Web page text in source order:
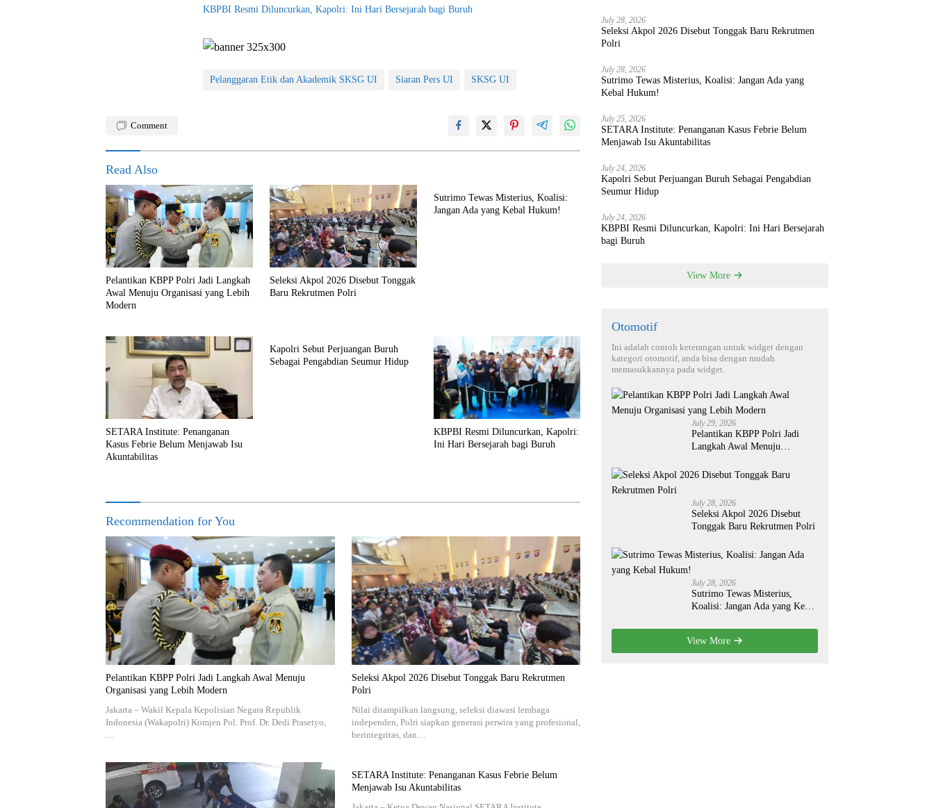
KBPBI Resmi Diluncurkan, Kapolri: Ini Hari Bersejarah bagi Buruh
Pelanggaran Etik dan Akademik SKSG UI Siaran Pers UI SKSG UI
Comment
Read Also
Pelantikan KBPP Polri Jadi Langkah
Awal Menuju Organisasi yang Lebih
Modern
Seleksi Akpol 2026 Disebut Tonggak
Baru Rekrutmen Polri
Sutrimo Tewas Misterius, Koalisi:
Jangan Ada yang Kebal Hukum!
SETARA Institute: Penanganan
Kasus Febrie Belum Menjawab Isu
Akuntabilitas
Kapolri Sebut Perjuangan Buruh
Sebagai Pengabdian Seumur Hidup
KBPBI Resmi Diluncurkan, Kapolri:
Ini Hari Bersejarah bagi Buruh
Recommendation for You
Pelantikan KBPP Polri Jadi Langkah Awal Menuju
Organisasi yang Lebih Modern
Jakarta – Wakil Kepala Kepolisian Negara Republik
Indonesia (Wakapolri) Komjen Pol. Prof. Dr. Dedi Prasetyo,
Seleksi Akpol 2026 Disebut Tonggak Baru Rekrutmen
Polri
Nilai ditampilkan langsung, seleksi diawasi lembaga
independen, Polri siapkan generasi perwira yang profesional,
berintegritas, dan…
SETARA Institute: Penanganan Kasus Febrie Belum
Menjawab Isu Akuntabilitas
July 28, 2026
Seleksi Akpol 2026 Disebut Tonggak Baru Rekrutmen
Polri
July 28, 2026
Sutrimo Tewas Misterius, Koalisi: Jangan Ada yang
Kebal Hukum!
July 25, 2026
SETARA Institute: Penanganan Kasus Febrie Belum
Menjawab Isu Akuntabilitas
July 24, 2026
Kapolri Sebut Perjuangan Buruh Sebagai Pengabdian
Seumur Hidup
July 24, 2026
KBPBI Resmi Diluncurkan, Kapolri: Ini Hari Bersejarah
bagi Buruh
View More
Otomotif
Ini adalah contoh keterangan untuk widget dengan
kategori otomotif, anda bisa dengan mudah
memasukkannya pada widget.
July 29, 2026
Pelantikan KBPP Polri Jadi
Langkah Awal Menuju
July 28, 2026
Seleksi Akpol 2026 Disebut
Tonggak Baru Rekrutmen Polri
July 28, 2026
Sutrimo Tewas Misterius,
Koalisi: Jangan Ada yang Kebal
View More